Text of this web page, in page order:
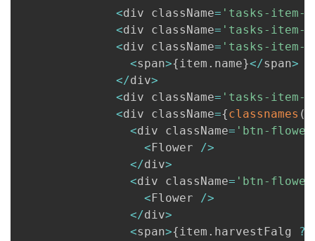
<div className= 'tasks-item-
<div className= 'tasks-
<div className= 'tasks-item-
<span>{item . name}</span>
</div>
<div className= 'tasks-item-
<div className={classnames (
<div className= 'btn-
< Flower />
</div>
<div className= 'btn-
< Flower />
</div>
<span>{item . harvestFalg ?